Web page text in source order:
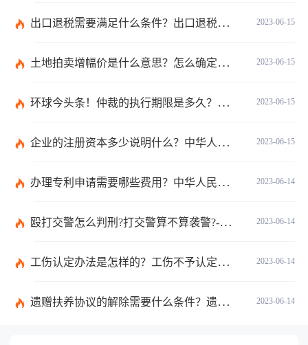
2023-06-15
出口退税需要满足什么条件？出口退税有几种方式？
2023-06-15
土地拍卖增幅价是什么意思？怎么确定土地拍卖价底价？ 短讯
2023-06-15
环球今头条！仲裁的执行期限是多久？仲裁法第六十二条的内容是什么？
2023-06-15
企业的注册资本多少说明什么？中华人民共和国公司法第二十六条是什么？
2023-06-14
办理专利申请需要哪些费用？中华人民共和国专利法实施细则第九十三条内容是什么？_世界讯息
2023-06-14
殴打交警怎么判刑?打交警算不算袭警?-环球观焦点
2023-06-14
工伤认定办法是怎样的？工伤不予认定的三个条件是什么？
2023-06-14
遗赠扶养协议的解除需要什么条件？遗赠抚养协议生效条件是什么？ 天天时讯